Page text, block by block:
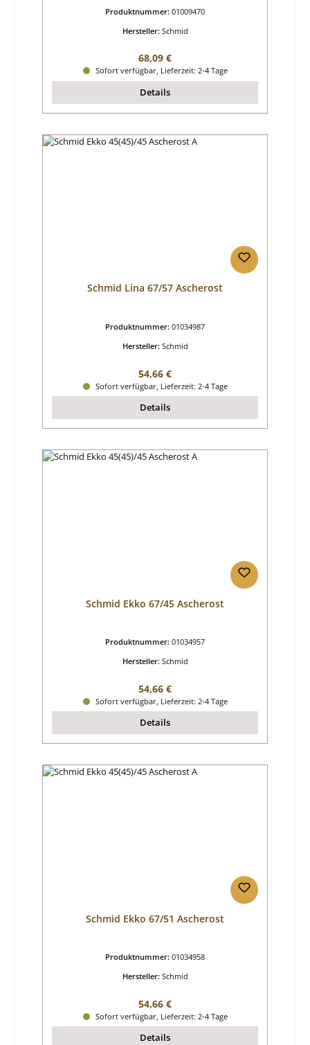
Produktnummer: 01009470
Hersteller: Schmid
Regulärer Preis:
68,09 €
Sofort verfügbar, Lieferzeit: 2-4 Tage
Details
Schmid Lina 67/57 Ascherost
Produktnummer: 01034987
Hersteller: Schmid
Regulärer Preis:
54,66 €
Sofort verfügbar, Lieferzeit: 2-4 Tage
Details
Schmid Ekko 67/45 Ascherost
Produktnummer: 01034957
Hersteller: Schmid
Regulärer Preis:
54,66 €
Sofort verfügbar, Lieferzeit: 2-4 Tage
Details
Schmid Ekko 67/51 Ascherost
Produktnummer: 01034958
Hersteller: Schmid
Regulärer Preis:
54,66 €
Sofort verfügbar, Lieferzeit: 2-4 Tage
Details